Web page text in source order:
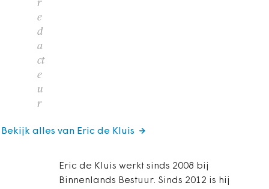
r
e
d
a
ct
e
u
r
Eric de Kluis werkt sinds 2008 bij
Binnenlands Bestuur. Sinds 2012 is hij
Bekijk alles van Eric de Kluis